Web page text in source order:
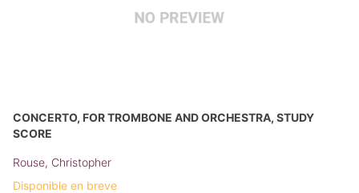
CONCERTO, FOR TROMBONE AND ORCHESTRA, STUDY
SCORE
Rouse, Christopher
Disponible en breve